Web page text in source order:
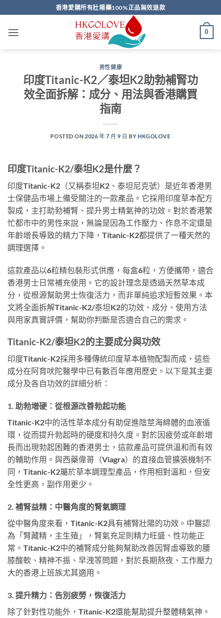
to
content
香港愛購所有壯陽藥100%正品無效退款
0
男性健康
印度Titanic-K2／泰坦K2助勃補腎功
效全面拆解：成分、用法與香港購買
指南
POSTED ON2026 年 7 月 9 日 BYHKGOLOVE
印度Titanic-K2/泰坦K2是什麼？
印度Titanic-K2（又稱泰坦K2、泰坦尼克號）是近年香港男
士保健品市場上備受關注的一款產品。它採用印度草本配方
製成，主打助勃補腎、提升男士精氣神的功效。對於香港繁
忙都市中的男性來說，無論是因為工作壓力、作息不定還是
年齡增長導致的精力下降，Titanic-K2都提供了一種天然的
調理選擇。
這款產品以6粒精包裝形式供應，每盒6粒，方便攜帶，適合
香港男士日常補充使用。它的設計理念是透過天然草本成
分，從根源幫助男士恢復活力，而非單純追求短暫效果。本
文將全面拆解Titanic-K2/泰坦K2的功效、成分、使用方法
與用家真實評價，幫助你判斷是否適合自己的需求。
Titanic-K2/泰坦K2的主要成分與功效
印度Titanic-K2採用多種傳統印度草本植物配製而成，這些
成分在阿育吠陀醫學中已有數百年應用歷史。以下是其主要
成分及各自功效的詳細分析：
1. 助勃增硬：從根源改善勃起功能
Titanic-K2中的活性草本成分有助促進陰莖海綿體的血液循
環，從而提升勃起時的硬度和持久度。對於因疲勞或年齡增
長而出現勃起困難的香港男士，這款產品可提供溫和而有效
的輔助作用。與西藥偉哥（Viagra）的直接血管擴張機制不
同，Titanic-K2屬於草本調理型產品，作用相對溫和，但安
全性更高，副作用更少。
2. 補腎益精：中醫角度的腎氣調理
從中醫角度來看，Titanic-K2具有補腎壯陽的功效。中醫認
為「腎藏精，主生殖」，腎氣充足則精力旺盛、性功能正
常。Titanic-K2中的補腎成分能夠幫助改善因腎虛導致的腰
膝酸軟、精神不振、早洩等問題，對於長期熬夜、工作壓力
大的香港上班族尤其適用。
3. 提升精力：告別疲勞，恢復活力
除了針對性功能外，Titanic-K2還能幫助提升整體精氣神。